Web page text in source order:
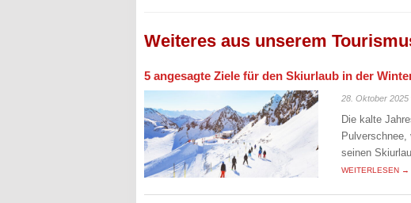
Weiteres aus unserem
5 angesagte Ziele für den Skiurlaub in der
28. Oktober 2025
Die kalte
seinen
WEITERLESEN →